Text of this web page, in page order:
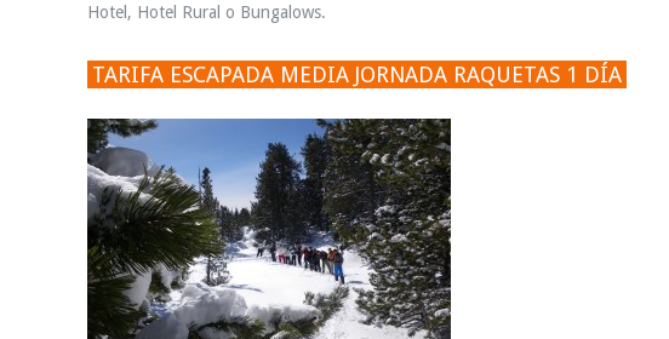
Hotel, Hotel Rural o Bungalows.
TARIFA ESCAPADA MEDIA JORNADA RAQUETAS 1 DÍA